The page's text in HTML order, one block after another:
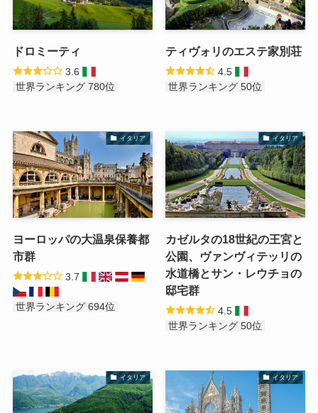
ドロミーティ
3.6
世界ランキング 780位
ティヴォリのエステ家別荘
4.5
世界ランキング 50位
イタリア
ヨーロッパの大温泉保養都
市群
3.7
世界ランキング 694位
イタリア
カゼルタの18世紀の王宮と
公園、ヴァンヴィテッリの
水道橋とサン・レウチョの
邸宅群
4.5
世界ランキング 50位
イタリア イタリア